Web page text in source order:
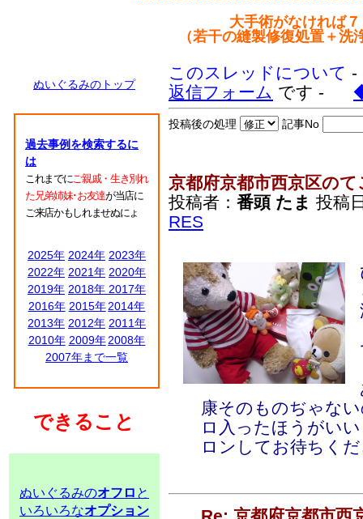
大手術がなければ
（若干の縫製修復処置＋
ぬいぐるみのトップ
過去事例を検索するに
は
これまでにご親戚・生き別れ
た兄弟姉妹･お友達が当店に
ご来店かもしれませぬにょ
2025年 2024年 2023年
2022年 2021年 2020年
2019年 2018年 2017年
2016年 2015年 2014年
2013年 2012年 2011年
2010年 2009年 2008年
2007年まで一覧
できること
ぬいぐるみのオフロ と
いろいろなオプション
このスレッドについて -
返信フォーム です -
投稿後の処理 記事No
京都府京都市西京区の
投稿者： 番頭 たま 投稿
RES
康そのものぢゃな
ロ入ったほうがい
ロンしてお待ちく